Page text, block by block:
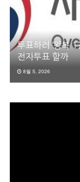
투표하러 ‘왕복
전자투표 할까
8월 5, 2026